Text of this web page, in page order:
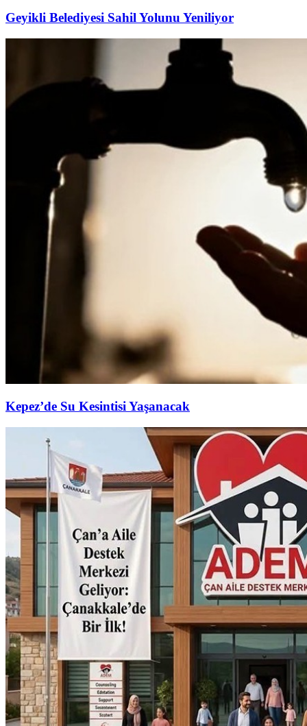
Geyikli Belediyesi Sahil Yolunu Yeniliyor
Kepez’de Su Kesintisi Yaşanacak